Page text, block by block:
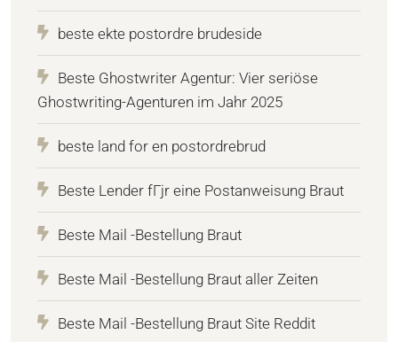
beste ekte postordre brudeside
Beste Ghostwriter Agentur: Vier seriöse
Ghostwriting-Agenturen im Jahr 2025
beste land for en postordrebrud
Beste Lender fГјr eine Postanweisung Braut
Beste Mail -Bestellung Braut
Beste Mail -Bestellung Braut aller Zeiten
Beste Mail -Bestellung Braut Site Reddit